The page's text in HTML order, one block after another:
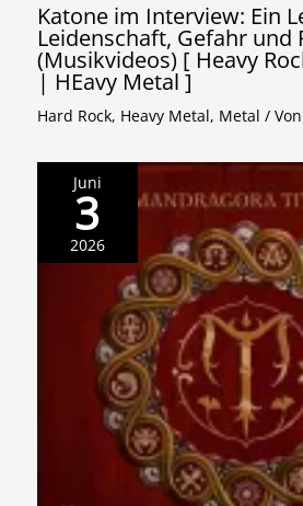
Katone im Interview: Ein
Leidenschaft, Gefahr und
(Musikvideos) [ Heavy
| HEavy Metal ]
Hard Rock, Heavy Metal, Metal / Von
Juni
3
2026